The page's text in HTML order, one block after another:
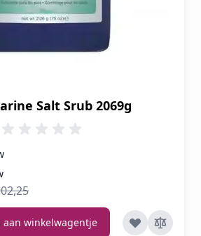
Salt Srub 2069g
aan winkelwagentje